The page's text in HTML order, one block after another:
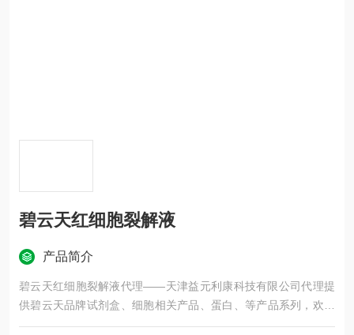
碧云天红细胞裂解液
产品简介
碧云天红细胞裂解液代理——天津益元利康科技有限公司代理提
供碧云天品牌试剂盒、细胞相关产品、蛋白、等产品系列，欢迎
咨询！